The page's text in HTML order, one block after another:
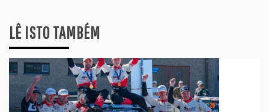
LÊ ISTO TAMBÉM